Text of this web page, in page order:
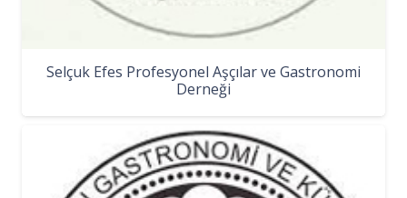
Selçuk Efes Profesyonel Aşçılar ve Gastronomi
Derneği